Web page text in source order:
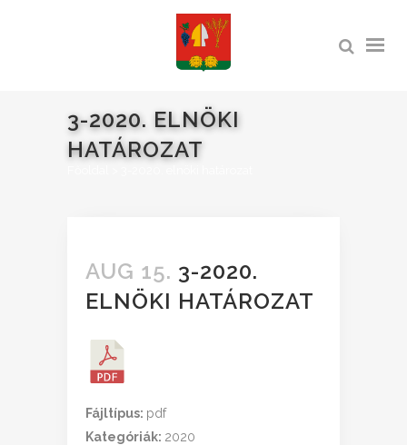
3-2020. ELNÖKI
HATÁROZAT
AUG 15. 3-2020.
ELNÖKI HATÁROZAT
Fájltípus: pdf
Kategóriák: 2020